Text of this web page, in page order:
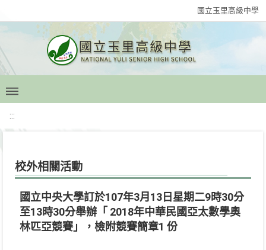
國立玉里高級中學
:::
校外相關活動
國立中央大學訂於107年3月13日星期二9時30分
至13時30分舉辦「 2018年中華民國亞太數學奧
林匹亞競賽」，檢附競賽簡章1 份